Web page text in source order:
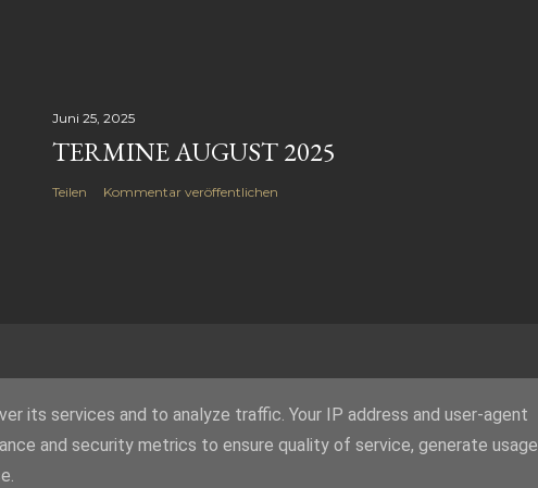
Juni 25, 2025
TERMINE AUGUST 2025
Teilen Kommentar veröffentlichen
Powered by Blogger
its services and to analyze traffic. Your IP address and user-agent
and security metrics to ensure quality of service, generate usage